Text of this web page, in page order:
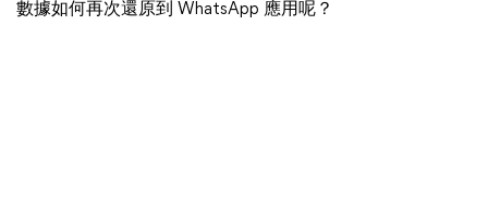
數據如何再次還原到 WhatsApp 應用呢？